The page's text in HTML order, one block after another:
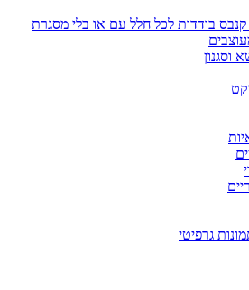
קנבס בודדות לכל חלל עם או בלי מסגרת
וסגנון
גרפיטי